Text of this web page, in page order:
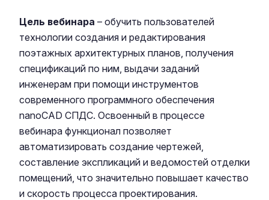
Цель вебинара – обучить пользователей
технологии создания и редактирования
поэтажных архитектурных планов, получения
спецификаций по ним, выдачи заданий
инженерам при помощи инструментов
современного программного обеспечения
nanoCAD СПДС. Освоенный в процессе
вебинара функционал позволяет
автоматизировать создание чертежей,
составление экспликаций и ведомостей отделки
помещений, что значительно повышает качество
и скорость процесса проектирования.